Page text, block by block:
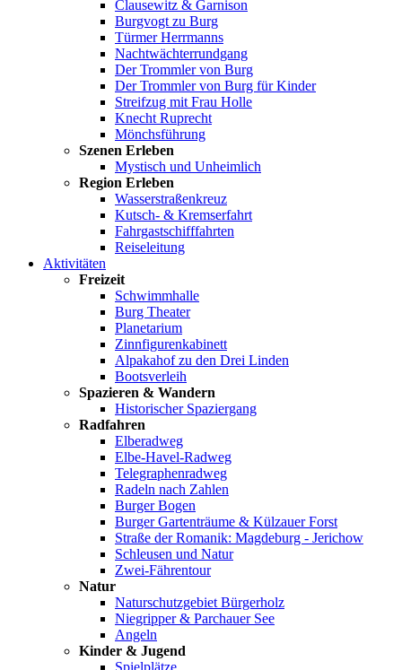
Clausewitz & Garnison
Burgvogt zu Burg
Türmer Herrmanns
Nachtwächterrundgang
Der Trommler von Burg
Der Trommler von Burg für Kinder
Streifzug mit Frau Holle
Knecht Ruprecht
Mönchsführung
Szenen Erleben
Mystisch und Unheimlich
Region Erleben
Wasserstraßenkreuz
Kutsch- & Kremserfahrt
Fahrgastschifffahrten
Reiseleitung
Aktivitäten
Freizeit
Schwimmhalle
Burg Theater
Planetarium
Zinnfigurenkabinett
Alpakahof zu den Drei Linden
Bootsverleih
Spazieren & Wandern
Historischer Spaziergang
Radfahren
Elberadweg
Elbe-Havel-Radweg
Telegraphenradweg
Radeln nach Zahlen
Burger Bogen
Burger Gartenträume & Külzauer Forst
Straße der Romanik: Magdeburg - Jerichow
Schleusen und Natur
Zwei-Fährentour
Natur
Naturschutzgebiet Bürgerholz
Niegripper & Parchauer See
Angeln
Kinder & Jugend
Spielplätze